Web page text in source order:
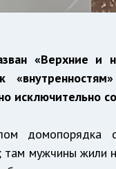
«Верхние и
исключительно
домопорядка
там мужчины жили